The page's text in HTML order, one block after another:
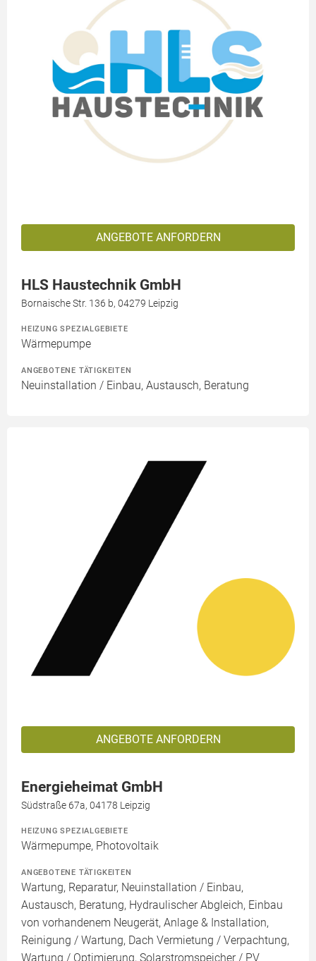
ANGEBOTE ANFORDERN
HLS Haustechnik GmbH
Bornaische Str. 136 b, 04279 Leipzig
HEIZUNG SPEZIALGEBIETE
Wärmepumpe
ANGEBOTENE TÄTIGKEITEN
Neuinstallation / Einbau, Austausch, Beratung
ANGEBOTE ANFORDERN
Energieheimat GmbH
Südstraße 67a, 04178 Leipzig
HEIZUNG SPEZIALGEBIETE
Wärmepumpe, Photovoltaik
ANGEBOTENE TÄTIGKEITEN
Wartung, Reparatur, Neuinstallation / Einbau,
Austausch, Beratung, Hydraulischer Abgleich, Einbau
von vorhandenem Neugerät, Anlage & Installation,
Reinigung / Wartung, Dach Vermietung / Verpachtung,
Wartung / Optimierung, Solarstromspeicher / PV